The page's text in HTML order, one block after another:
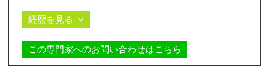
経歴を見る
この専門家へのお問い合わせはこちら